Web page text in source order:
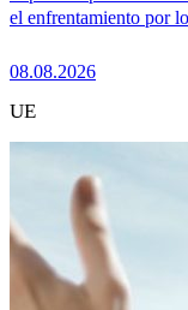
el enfrentamiento por
08.08.2026
UE